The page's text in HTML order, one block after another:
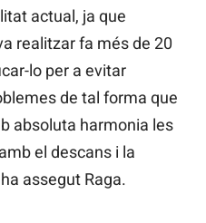
actual, ja que
realitzar fa més de 20
lo per a evitar
de tal forma que
absoluta harmonia les
el descans i la
assegut Raga.